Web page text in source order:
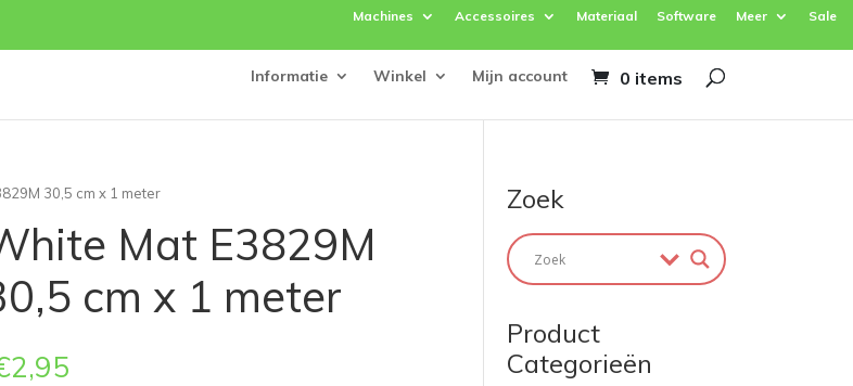
Machines Accessoires Materiaal Software Meer Sale
Informatie Winkel Mijn account 0 items
30,5 cm x 1 meter
Mat E3829M
cm x 1 meter
2,95
Zoek
Product
Categorieën